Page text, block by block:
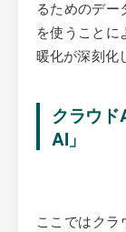
るためのデー
を使うことに
暖化が深刻化
クラウ
AI」
ここではク